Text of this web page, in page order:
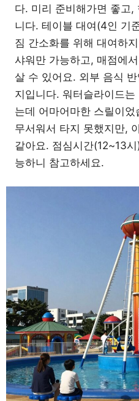
다. 미리 준비해가면 좋고,
니다. 테이블 대여(4인 기
짐 간소화를 위해 대여하
샤워만 가능하고, 매점에
살 수 있어요. 외부 음식
지입니다. 워터슬라이드
는데 어마어마한 스릴이
무서워서 타지 못했지만,
같아요. 점심시간(12~13
능하니 참고하세요.